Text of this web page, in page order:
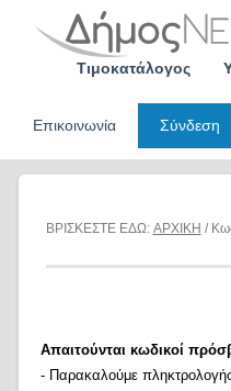
Τιμοκατάλογος
Επικοινωνία
Σύνδεση
ΒΡΙΣΚΕΣΤΕ ΕΔΩ: ΑΡΧΙΚΗ /
Απαιτούνται κωδικοί
- Παρακαλούμε